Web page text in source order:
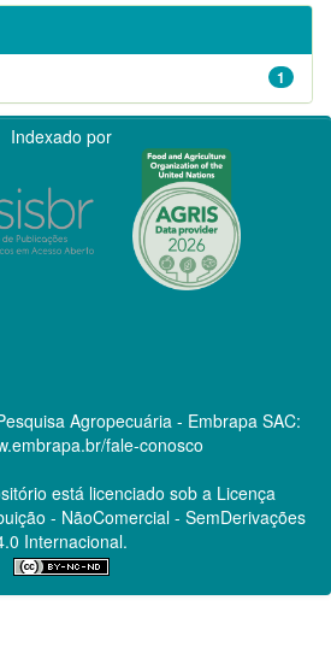
1
Indexado por
Agropecuária - Embrapa SAC:
fale-conosco
está licenciado sob a Licença
- NãoComercial - SemDerivações
Internacional.